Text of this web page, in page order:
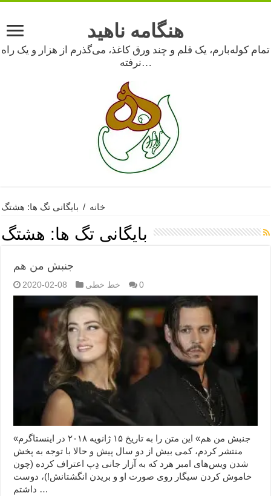
هنگامه ناهید
تمام کوله‌بارم، یک قلم و چند ورق کاغذ، می‌گذرم از هزار و یک راه
نرفته…
خانه / بایگانی تگ ها: هشتگ
بایگانی تگ ها: هشتگ
جنبش من هم
2020-02-08 خط خطی 0
«جنبش من هم» این متن را به تاریخ ۱۵ ژانویه ۲۰۱۸ در اینستاگرم
منتشر کردم، کمی بیش از دو سال پیش و حالا با توجه به پخش
شدن ویس‌های امبر هرد که به آزار جانی دِپ اعتراف کرده (چون
خاموش کردن سیگار روی صورت او و بریدن انگشتانش!)، دوست
داشتم …